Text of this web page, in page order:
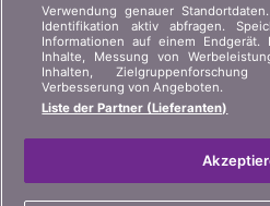
SPRACHE
FR IT
Verwendung genauer
Identifikation aktiv abfragen.
Informationen auf einem Endgerät.
Inhalte, Messung von
Inhalten,
Verbesserung von Angeboten.
Liste der Partner (Lieferanten)